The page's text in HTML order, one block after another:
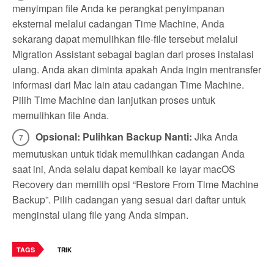
menyimpan file Anda ke perangkat penyimpanan
eksternal melalui cadangan Time Machine, Anda
sekarang dapat memulihkan file-file tersebut melalui
Migration Assistant sebagai bagian dari proses instalasi
ulang. Anda akan diminta apakah Anda ingin mentransfer
informasi dari Mac lain atau cadangan Time Machine.
Pilih Time Machine dan lanjutkan proses untuk
memulihkan file Anda.
Opsional: Pulihkan Backup Nanti: Jika Anda
memutuskan untuk tidak memulihkan cadangan Anda
saat ini, Anda selalu dapat kembali ke layar macOS
Recovery dan memilih opsi “Restore From Time Machine
Backup”. Pilih cadangan yang sesuai dari daftar untuk
menginstal ulang file yang Anda simpan.
TAGS TRIK